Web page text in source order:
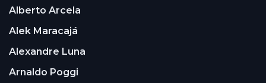
Alberto Arcela
Alek Maracajá
Alexandre Luna
Arnaldo Poggi